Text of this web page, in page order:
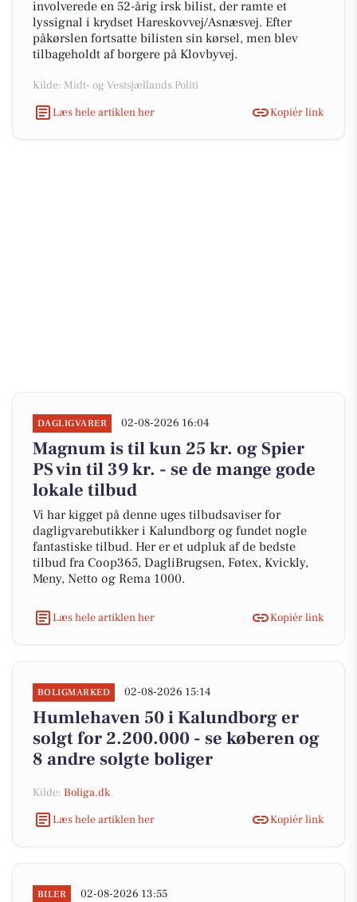
involverede en 52-årig irsk bilist, der ramte et
lyssignal i krydset Hareskovvej/Asnæsvej. Efter
påkørslen fortsatte bilisten sin kørsel, men blev
tilbageholdt af borgere på Klovbyvej.
Kilde: Midt- og Vestsjællands Politi
Læs hele artiklen her
Kopiér link
DAGLIGVARER 02-08-2026 16:04
Magnum is til kun 25 kr. og Spier
PS vin til 39 kr. - se de mange gode
lokale tilbud
Vi har kigget på denne uges tilbudsaviser for
dagligvarebutikker i Kalundborg og fundet nogle
fantastiske tilbud. Her er et udpluk af de bedste
tilbud fra Coop365, DagliBrugsen, Føtex, Kvickly,
Meny, Netto og Rema 1000.
Læs hele artiklen her Kopiér link
BOLIGMARKED 02-08-2026 15:14
Humlehaven 50 i Kalundborg er
solgt for 2.200.000 - se køberen og
8 andre solgte boliger
Kilde: Boliga.dk
Læs hele artiklen her
Kopiér link
BILER 02-08-2026 13:55